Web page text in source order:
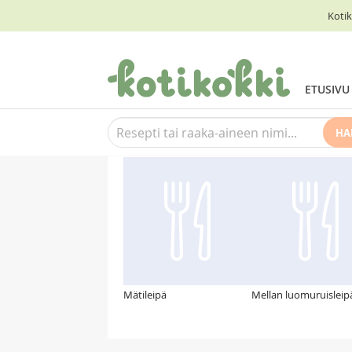
ETUSIVU
Suosittelemme myös
Mätileipä Mellan